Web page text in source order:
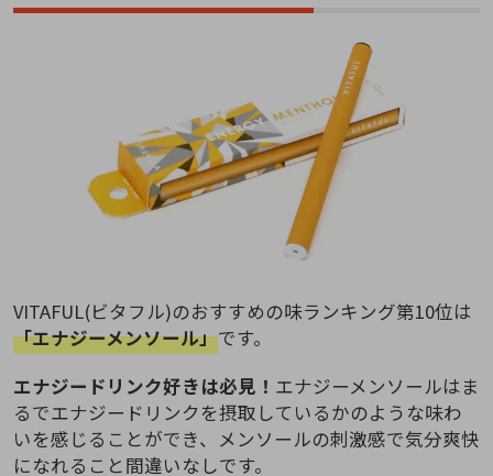
VITAFUL(ビタフル)のおすすめの味ランキング第10位は
「エナジーメンソール」です。
エナジードリンク好きは必見！ エナジーメンソールはま
るでエナジードリンクを摂取しているかのような味わ
いを感じることができ、メンソールの刺激感で気分爽快
になれること間違いなしです。